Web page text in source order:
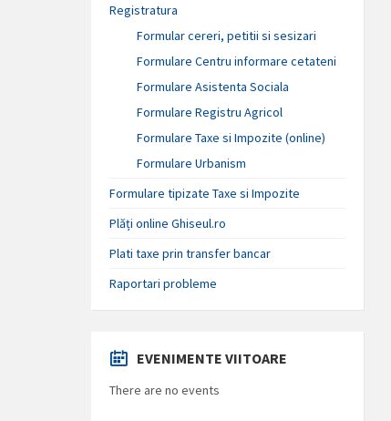
Registratura
Formular cereri, petitii si sesizari
Formulare Centru informare cetateni
Formulare Asistenta Sociala
Formulare Registru Agricol
Formulare Taxe si Impozite (online)
Formulare Urbanism
Formulare tipizate Taxe si Impozite
Plăți online Ghiseul.ro
Plati taxe prin transfer bancar
Raportari probleme
EVENIMENTE VIITOARE
There are no events